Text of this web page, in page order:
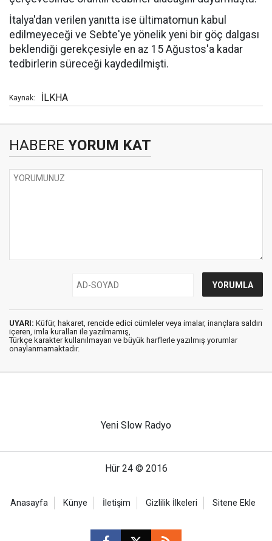
İtalya'dan verilen yanıtta ise ültimatomun kabul
edilmeyeceği ve Sebte'ye yönelik yeni bir göç dalgası
beklendiği gerekçesiyle en az 15 Ağustos'a kadar
tedbirlerin süreceği kaydedilmişti.
Kaynak: İLKHA
HABERE YORUM KAT
UYARI: Küfür, hakaret, rencide edici cümleler veya imalar, inançlara saldırı
içeren, imla kuralları ile yazılmamış,
Türkçe karakter kullanılmayan ve büyük harflerle yazılmış yorumlar
onaylanmamaktadır.
Yeni Slow Radyo
Hür 24 © 2016
Anasayfa Künye İletişim Gizlilik İlkeleri Sitene Ekle